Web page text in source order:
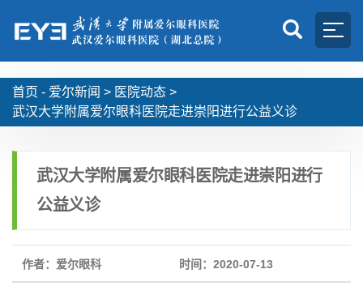
首页 - 爱尔新闻 > 医院动态 >
武汉大学附属爱尔眼科医院走进崇阳进行公益义诊
武汉大学附属爱尔眼科医院走进崇阳进行
公益义诊
作者：爱尔眼科 时间：2020-07-13